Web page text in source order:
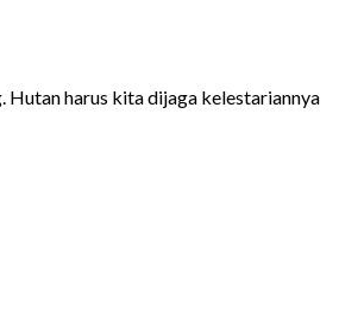
Hutan harus kita dijaga kelestariannya